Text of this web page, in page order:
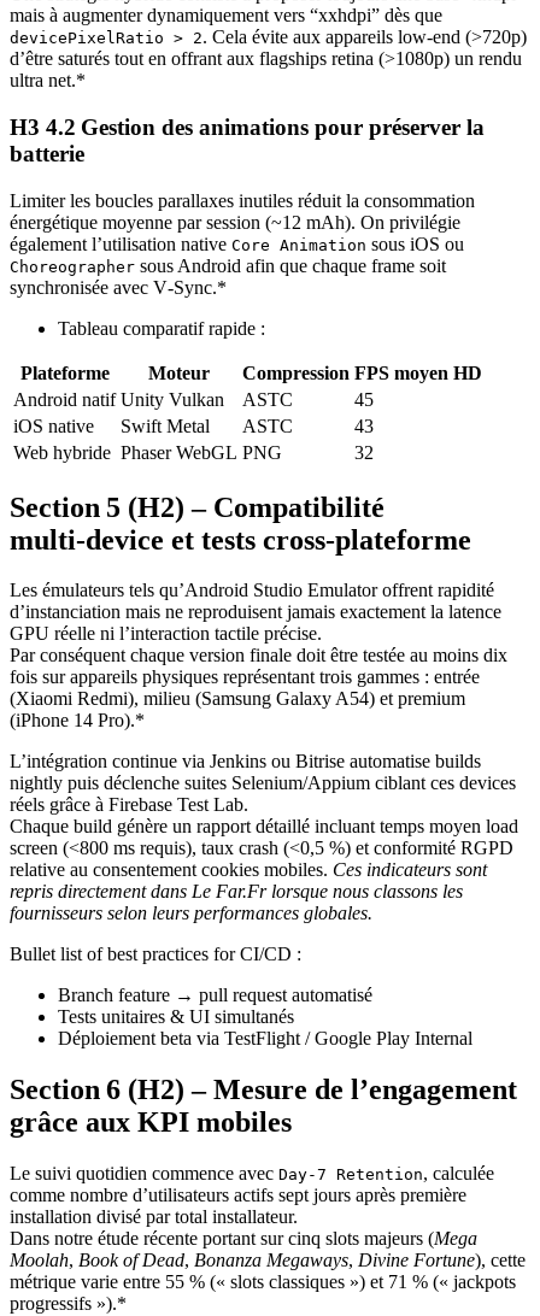
mais à augmenter dynamiquement vers “xxhdpi” dès que
devicePixelRatio > 2. Cela évite aux appareils low‑end (>720p)
d’être saturés tout en offrant aux flagships retina (>1080p) un rendu
ultra net.*
H3 4.2 Gestion des animations pour préserver la
batterie
Limiter les boucles parallaxes inutiles réduit la consommation
énergétique moyenne par session (~12 mAh). On privilégie
également l’utilisation native Core Animation sous iOS ou
Choreographer sous Android afin que chaque frame soit
synchronisée avec V‑Sync.*
Tableau comparatif rapide :
Plateforme Moteur Compression FPS moyen HD
Android natif Unity Vulkan ASTC
45
iOS native
Swift Metal ASTC
43
Web hybride Phaser WebGL PNG 32
Section 5 (H2) – Compatibilité
multi‑device et tests cross‑plateforme
Les émulateurs tels qu’Android Studio Emulator offrent rapidité
d’instanciation mais ne reproduisent jamais exactement la latence
GPU réelle ni l’interaction tactile précise.
Par conséquent chaque version finale doit être testée au moins dix
fois sur appareils physiques représentant trois gammes : entrée
(Xiaomi Redmi), milieu (Samsung Galaxy A54) et premium
(iPhone 14 Pro).*
L’intégration continue via Jenkins ou Bitrise automatise builds
nightly puis déclenche suites Selenium/Appium ciblant ces devices
réels grâce à Firebase Test Lab.
Chaque build génère un rapport détaillé incluant temps moyen load
screen (<800 ms requis), taux crash (<0,5 %) et conformité RGPD
relative au consentement cookies mobiles. Ces indicateurs sont
repris directement dans Le Far.Fr lorsque nous classons les
fournisseurs selon leurs performances globales.
Bullet list of best practices for CI/CD :
Branch feature → pull request automatisé
Tests unitaires & UI simultanés
Déploiement beta via TestFlight / Google Play Internal
Section 6 (H2) – Mesure de l’engagement
grâce aux KPI mobiles
Le suivi quotidien commence avec Day‑7 Retention, calculée
comme nombre d’utilisateurs actifs sept jours après première
installation divisé par total installateur.
Dans notre étude récente portant sur cinq slots majeurs (Mega
Moolah, Book of Dead, Bonanza Megaways, Divine Fortune), cette
métrique varie entre 55 % (« slots classiques ») et 71 % (« jackpots
progressifs »).*